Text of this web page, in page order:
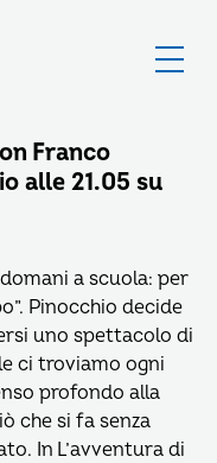
Franco
alle 21.05 su
a scuola: per
Pinocchio decide
uno spettacolo di
ci troviamo ogni
profondo alla
che si fa senza
In L’avventura di